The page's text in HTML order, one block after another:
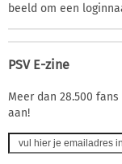
beeld om een
PSV E-zine
Meer dan 28.500
aan!